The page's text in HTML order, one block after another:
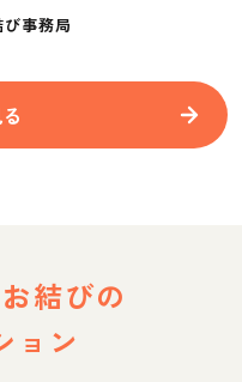
介
事務局
結びの
ョン